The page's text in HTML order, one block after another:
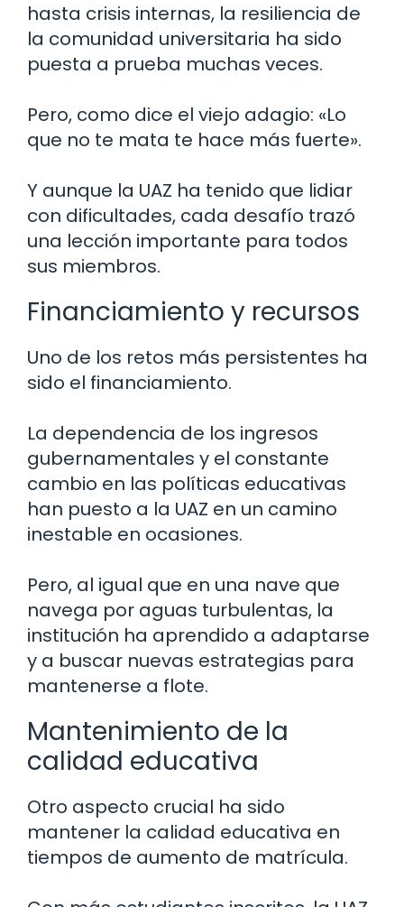
hasta crisis internas, la resiliencia de
la comunidad universitaria ha sido
puesta a prueba muchas veces.
Pero, como dice el viejo adagio: «Lo
que no te mata te hace más fuerte».
Y aunque la UAZ ha tenido que lidiar
con dificultades, cada desafío trazó
una lección importante para todos
sus miembros.
Financiamiento y recursos
Uno de los retos más persistentes ha
sido el financiamiento.
La dependencia de los ingresos
gubernamentales y el constante
cambio en las políticas educativas
han puesto a la UAZ en un camino
inestable en ocasiones.
Pero, al igual que en una nave que
navega por aguas turbulentas, la
institución ha aprendido a adaptarse
y a buscar nuevas estrategias para
mantenerse a flote.
Mantenimiento de la
calidad educativa
Otro aspecto crucial ha sido
mantener la calidad educativa en
tiempos de aumento de matrícula.